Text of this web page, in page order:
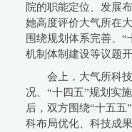
院的职能定位、发展
她高度评价大气所在
围绕规划体系完善、“
机制体制建设等议题
会上，大气所科
况、“十四五”规划实
后，双方围绕“十五五
科布局优化、科技成